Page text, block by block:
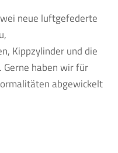
neue luftgefederte
Kippzylinder und die
Gerne haben wir für
abgewickelt